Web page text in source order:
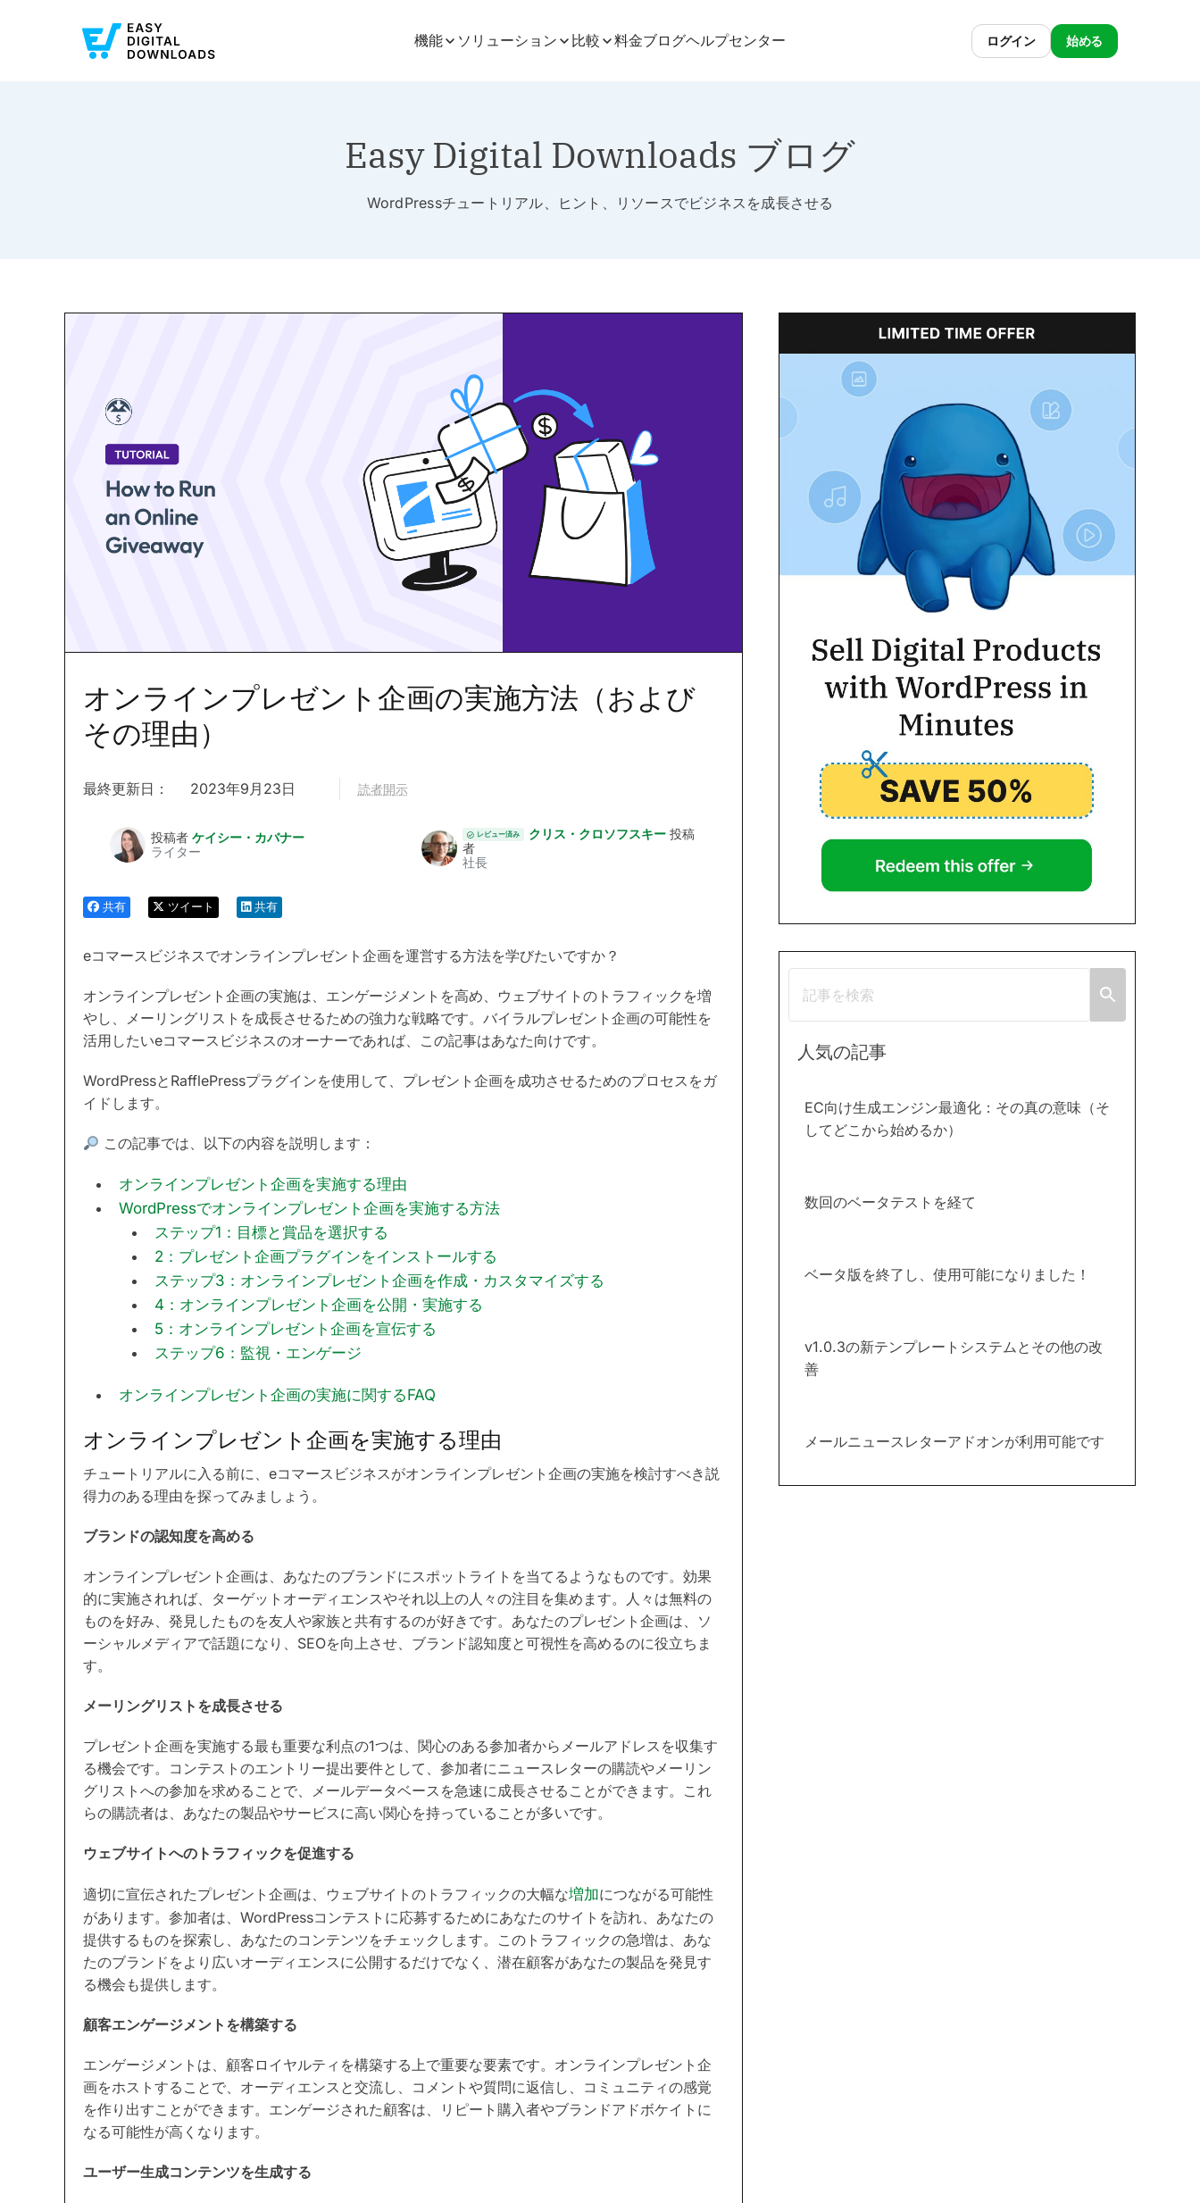
機能 ソリューション 比較 料金ブログヘルプセンター ログイン 始める
Easy Digital Downloads ブログ
WordPressチュートリアル、ヒント、リソースでビジネスを成長させる
オンラインプレゼント企画の実施方法（および
その理由）
最終更新日： 2023年9月23日 読者開示
投稿者 ケイシー・カバナー
ライター
レビュー済み クリス・クロソフスキー 投稿
者
社長
共有 ツイート 共有
eコマースビジネスでオンラインプレゼント企画を運営する方法を学びたいですか？
オンラインプレゼント企画の実施は、エンゲージメントを高め、ウェブサイトのトラフィックを増
やし、メーリングリストを成長させるための強力な戦略です。バイラルプレゼント企画の可能性を
活用したいeコマースビジネスのオーナーであれば、この記事はあなた向けです。
WordPressとRafflePressプラグインを使用して、プレゼント企画を成功させるためのプロセスをガ
イドします。
この記事では、以下の内容を説明します：
オンラインプレゼント企画を実施する理由
WordPressでオンラインプレゼント企画を実施する方法
ステップ1：目標と賞品を選択する
2：プレゼント企画プラグインをインストールする
ステップ3：オンラインプレゼント企画を作成・カスタマイズする
4：オンラインプレゼント企画を公開・実施する
5：オンラインプレゼント企画を宣伝する
ステップ6：監視・エンゲージ
オンラインプレゼント企画の実施に関するFAQ
オンラインプレゼント企画を実施する理由
チュートリアルに入る前に、eコマースビジネスがオンラインプレゼント企画の実施を検討すべき説
得力のある理由を探ってみましょう。
ブランドの認知度を高める
オンラインプレゼント企画は、あなたのブランドにスポットライトを当てるようなものです。効果
的に実施されれば、ターゲットオーディエンスやそれ以上の人々の注目を集めます。人々は無料の
ものを好み、発見したものを友人や家族と共有するのが好きです。あなたのプレゼント企画は、ソ
ーシャルメディアで話題になり、SEOを向上させ、ブランド認知度と可視性を高めるのに役立ちま
す。
メーリングリストを成長させる
プレゼント企画を実施する最も重要な利点の1つは、関心のある参加者からメールアドレスを収集す
る機会です。コンテストのエントリー提出要件として、参加者にニュースレターの購読やメーリン
グリストへの参加を求めることで、メールデータベースを急速に成長させることができます。これ
らの購読者は、あなたの製品やサービスに高い関心を持っていることが多いです。
ウェブサイトへのトラフィックを促進する
適切に宣伝されたプレゼント企画は、ウェブサイトのトラフィックの大幅な増加につながる可能性
があります。参加者は、WordPressコンテストに応募するためにあなたのサイトを訪れ、あなたの
提供するものを探索し、あなたのコンテンツをチェックします。このトラフィックの急増は、あな
たのブランドをより広いオーディエンスに公開するだけでなく、潜在顧客があなたの製品を発見す
る機会も提供します。
顧客エンゲージメントを構築する
エンゲージメントは、顧客ロイヤルティを構築する上で重要な要素です。オンラインプレゼント企
画をホストすることで、オーディエンスと交流し、コメントや質問に返信し、コミュニティの感覚
を作り出すことができます。エンゲージされた顧客は、リピート購入者やブランドアドボケイトに
なる可能性が高くなります。
ユーザー生成コンテンツを生成する
人気の記事
EC向け生成エンジン最適化：その真の意味（そ
してどこから始めるか）
数回のベータテストを経て
ベータ版を終了し、使用可能になりました！
v1.0.3の新テンプレートシステムとその他の改
善
メールニュースレターアドオンが利用可能です